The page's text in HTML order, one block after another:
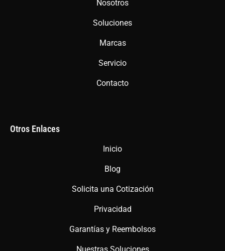
a
m
Nosotros
Soluciones
Marcas
Servicio
Contacto
Otros Enlaces
Inicio
Blog
Solicita una Cotización
Privacidad
Garantías y Reembolsos